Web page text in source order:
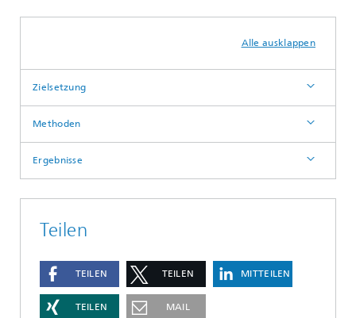
Alle ausklappen
Zielsetzung
Methoden
Ergebnisse
Teilen
TEILEN TEILEN MITTEILEN
TEILEN MAIL